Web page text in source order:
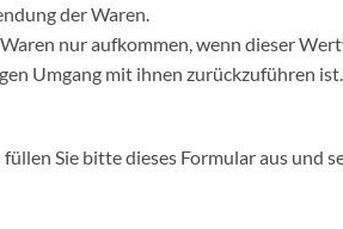
der Waren.
nur aufkommen, wenn dieser
Umgang mit ihnen zurückzuführen ist.
Sie bitte dieses Formular aus und